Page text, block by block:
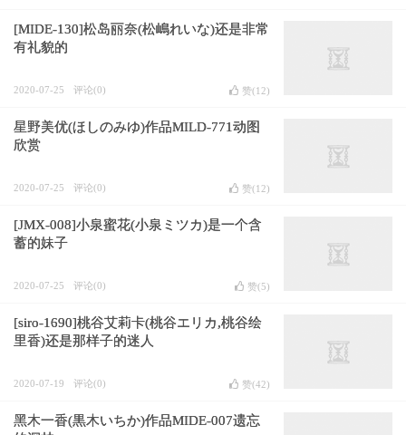
[MIDE-130]松岛丽奈(松嶋れいな)还是非常
有礼貌的
2020-07-25 评论(0) 赞(12)
星野美优(ほしのみゆ)作品MILD-771动图
欣赏
2020-07-25 评论(0) 赞(12)
[JMX-008]小泉蜜花(小泉ミツカ)是一个含
蓄的妹子
2020-07-25 评论(0) 赞(5)
[siro-1690]桃谷艾莉卡(桃谷エリカ,桃谷绘
里香)还是那样子的迷人
2020-07-19 评论(0) 赞(42)
黑木一香(黒木いちか)作品MIDE-007遗忘